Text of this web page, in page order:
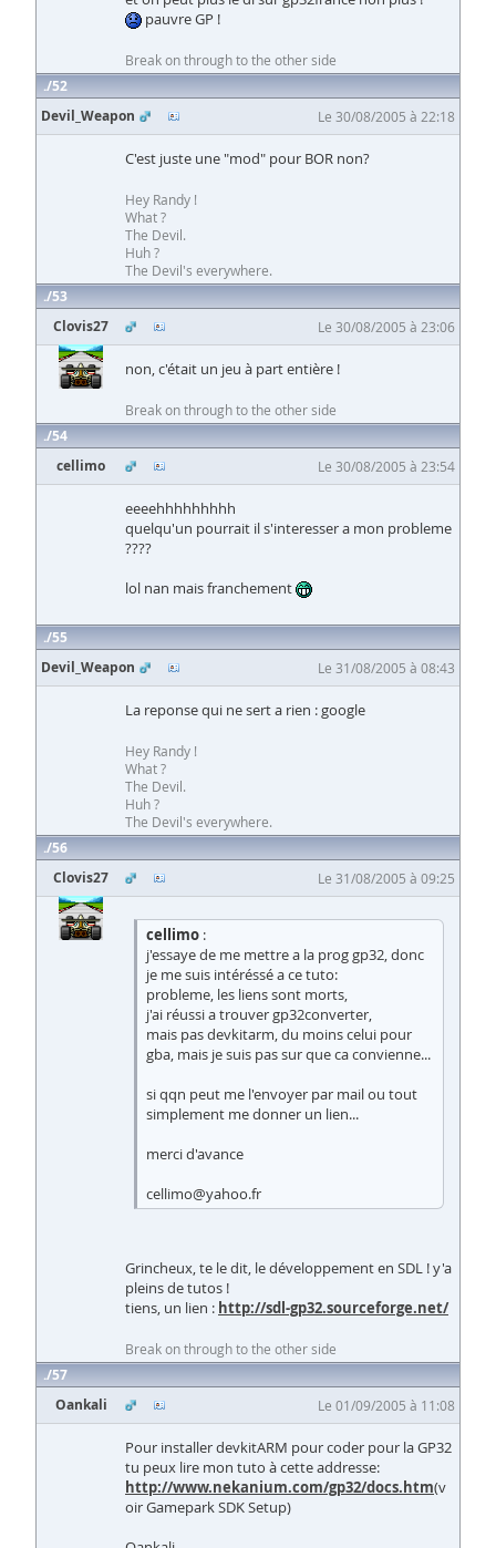
pauvre GP !
Break on through to the other side
52
Devil_Weapon
Le 30/08/2005 à 22:18
C'est juste une "mod" pour BOR non?
Hey Randy !
What ?
The Devil.
Huh ?
The Devil's everywhere.
53
Clovis27
Le 30/08/2005 à 23:06
non, c'était un jeu à part entière !
Break on through to the other side
54
cellimo
Le 30/08/2005 à 23:54
eeeehhhhhhhhh
quelqu'un pourrait il s'interesser a mon probleme
????
lol nan mais franchement
55
Devil_Weapon
Le 31/08/2005 à 08:43
La reponse qui ne sert a rien : google
Hey Randy !
What ?
The Devil.
Huh ?
The Devil's everywhere.
56
Clovis27
Le 31/08/2005 à 09:25
cellimo :
j'essaye de me mettre a la prog gp32, donc
je me suis intéréssé a ce tuto:
probleme, les liens sont morts,
j'ai réussi a trouver gp32converter,
mais pas devkitarm, du moins celui pour
gba, mais je suis pas sur que ca convienne...
si qqn peut me l'envoyer par mail ou tout
simplement me donner un lien...
merci d'avance
cellimo@yahoo.fr
Grincheux, te le dit, le développement en SDL ! y'a
pleins de tutos !
tiens, un lien : http://sdl-gp32.sourceforge.net/
Break on through to the other side
57
Oankali
Le 01/09/2005 à 11:08
Pour installer devkitARM pour coder pour la GP32
tu peux lire mon tuto à cette addresse:
http://www.nekanium.com/gp32/docs.htm(v
oir Gamepark SDK Setup)